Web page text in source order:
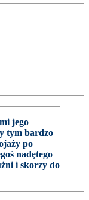
jego
tym bardzo
po
nadętego
i skorzy do